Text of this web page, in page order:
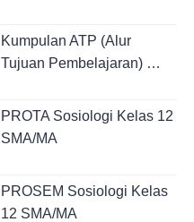
Kumpulan ATP (Alur
Tujuan Pembelajaran) …
PROTA Sosiologi Kelas 12
SMA/MA
PROSEM Sosiologi Kelas
12 SMA/MA